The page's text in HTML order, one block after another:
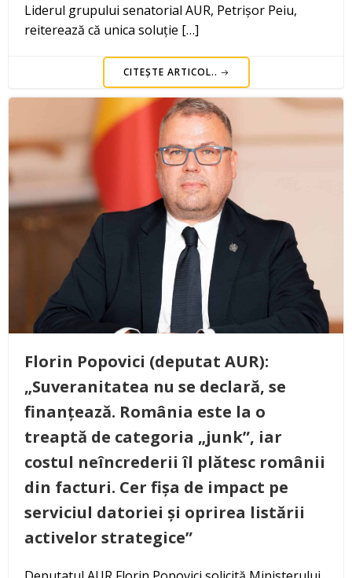
Liderul grupului senatorial AUR, Petrișor Peiu,
reiterează că unica soluție […]
CITEȘTE ARTICOL..
Florin Popovici (deputat AUR):
„Suveranitatea nu se declară, se
finanțează. România este la o
treaptă de categoria „junk”, iar
costul neîncrederii îl plătesc românii
din facturi. Cer fișa de impact pe
serviciul datoriei și oprirea listării
activelor strategice”